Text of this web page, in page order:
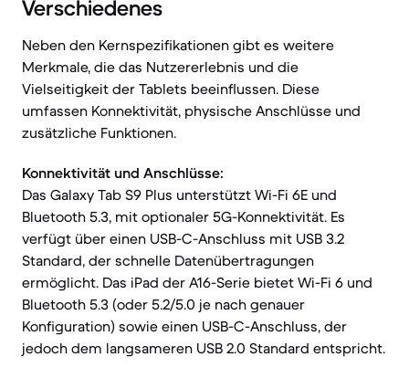
Verschiedenes
Neben den Kernspezifikationen gibt es weitere
Merkmale, die das Nutzererlebnis und die
Vielseitigkeit der Tablets beeinflussen. Diese
umfassen Konnektivität, physische Anschlüsse und
zusätzliche Funktionen.
Konnektivität und Anschlüsse:
Das Galaxy Tab S9 Plus unterstützt Wi-Fi 6E und
Bluetooth 5.3, mit optionaler 5G-Konnektivität. Es
verfügt über einen USB-C-Anschluss mit USB 3.2
Standard, der schnelle Datenübertragungen
ermöglicht. Das iPad der A16-Serie bietet Wi-Fi 6 und
Bluetooth 5.3 (oder 5.2/5.0 je nach genauer
Konfiguration) sowie einen USB-C-Anschluss, der
jedoch dem langsameren USB 2.0 Standard entspricht.